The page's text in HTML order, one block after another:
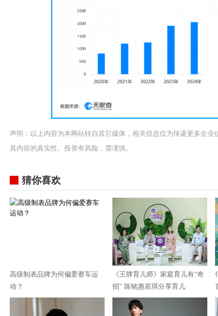
声明：以上内容为本网站转自其它媒体，相关信息仅为传递更多企
其内容的真实性。投资有风险，需谨慎。
猜你喜欢
高级制表品牌为何偏爱赛车运
动？
《王牌育儿师》家庭育儿有“奇
招” 陈铭惠若琪分享育儿